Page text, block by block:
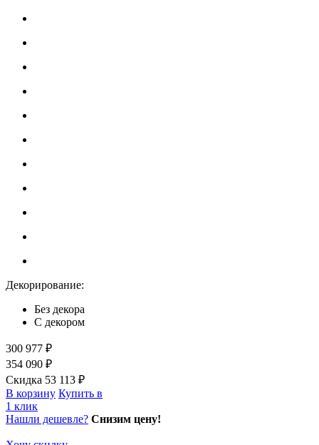
Декорирование:
Без декора
С декором
300 977 ₽
354 090 ₽
Скидка 53 113 ₽
В корзину Купить в
1 клик
Нашли дешевле? Снизим цену!